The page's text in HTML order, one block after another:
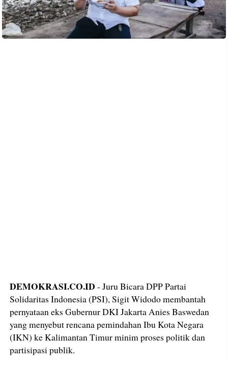
DEMOKRASI.CO.ID - Juru Bicara DPP Partai
Solidaritas Indonesia (PSI), Sigit Widodo membantah
pernyataan eks Gubernur DKI Jakarta Anies Baswedan
yang menyebut rencana pemindahan Ibu Kota Negara
(IKN) ke Kalimantan Timur minim proses politik dan
partisipasi publik.